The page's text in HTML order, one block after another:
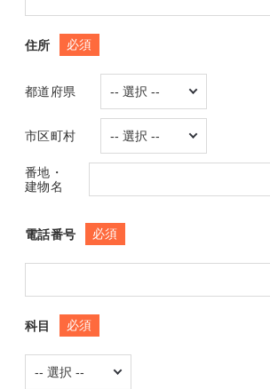
住所 必須
都道府県
市区町村
番地・
建物名
電話番号 必須
科目 必須